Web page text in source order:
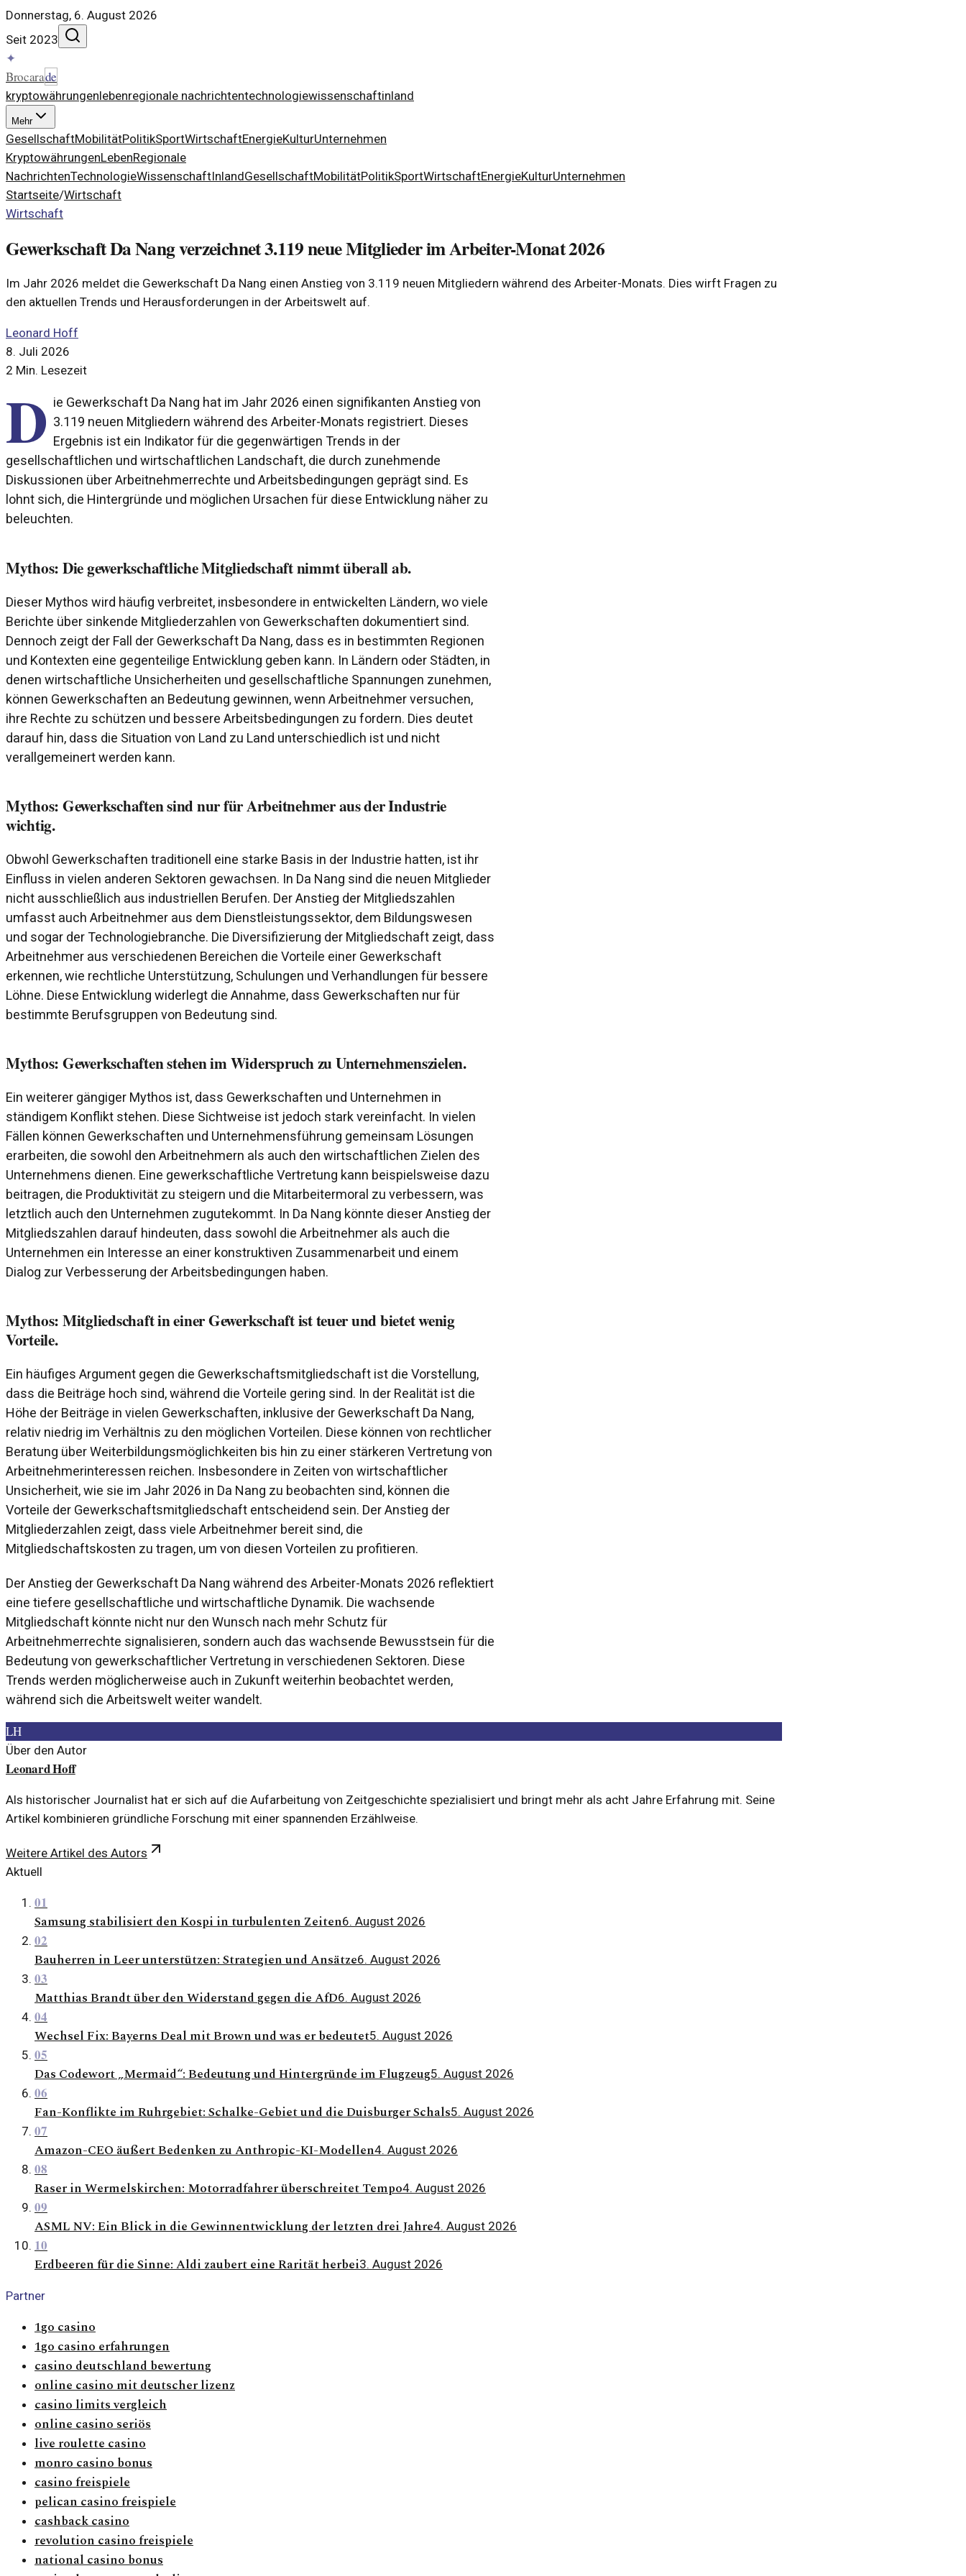
Donnerstag, 6. August 2026
Seit 2023
✦
Brocarade
kryptowährungenlebenregionale nachrichtentechnologiewissenschaftinland
Mehr
GesellschaftMobilitätPolitikSportWirtschaftEnergieKulturUnternehmen
KryptowährungenLebenRegionale
NachrichtenTechnologieWissenschaftInlandGesellschaftMobilitätPolitikSportWirtschaftEnergieKulturUnternehmen
Startseite/Wirtschaft
Wirtschaft
Gewerkschaft Da Nang verzeichnet 3.119 neue Mitglieder im Arbeiter-Monat 2026
Im Jahr 2026 meldet die Gewerkschaft Da Nang einen Anstieg von 3.119 neuen Mitgliedern während des Arbeiter-Monats. Dies wirft Fragen zu
den aktuellen Trends und Herausforderungen in der Arbeitswelt auf.
Leonard Hoff
8. Juli 2026
2 Min. Lesezeit
D ie Gewerkschaft Da Nang hat im Jahr 2026 einen signifikanten Anstieg von
3.119 neuen Mitgliedern während des Arbeiter-Monats registriert. Dieses
Ergebnis ist ein Indikator für die gegenwärtigen Trends in der
gesellschaftlichen und wirtschaftlichen Landschaft, die durch zunehmende
Diskussionen über Arbeitnehmerrechte und Arbeitsbedingungen geprägt sind. Es
lohnt sich, die Hintergründe und möglichen Ursachen für diese Entwicklung näher zu
beleuchten.
Mythos: Die gewerkschaftliche Mitgliedschaft nimmt überall ab.
Dieser Mythos wird häufig verbreitet, insbesondere in entwickelten Ländern, wo viele
Berichte über sinkende Mitgliederzahlen von Gewerkschaften dokumentiert sind.
Dennoch zeigt der Fall der Gewerkschaft Da Nang, dass es in bestimmten Regionen
und Kontexten eine gegenteilige Entwicklung geben kann. In Ländern oder Städten, in
denen wirtschaftliche Unsicherheiten und gesellschaftliche Spannungen zunehmen,
können Gewerkschaften an Bedeutung gewinnen, wenn Arbeitnehmer versuchen,
ihre Rechte zu schützen und bessere Arbeitsbedingungen zu fordern. Dies deutet
darauf hin, dass die Situation von Land zu Land unterschiedlich ist und nicht
verallgemeinert werden kann.
Mythos: Gewerkschaften sind nur für Arbeitnehmer aus der Industrie
wichtig.
Obwohl Gewerkschaften traditionell eine starke Basis in der Industrie hatten, ist ihr
Einfluss in vielen anderen Sektoren gewachsen. In Da Nang sind die neuen Mitglieder
nicht ausschließlich aus industriellen Berufen. Der Anstieg der Mitgliedszahlen
umfasst auch Arbeitnehmer aus dem Dienstleistungssektor, dem Bildungswesen
und sogar der Technologiebranche. Die Diversifizierung der Mitgliedschaft zeigt, dass
Arbeitnehmer aus verschiedenen Bereichen die Vorteile einer Gewerkschaft
erkennen, wie rechtliche Unterstützung, Schulungen und Verhandlungen für bessere
Löhne. Diese Entwicklung widerlegt die Annahme, dass Gewerkschaften nur für
bestimmte Berufsgruppen von Bedeutung sind.
Mythos: Gewerkschaften stehen im Widerspruch zu Unternehmenszielen.
Ein weiterer gängiger Mythos ist, dass Gewerkschaften und Unternehmen in
ständigem Konflikt stehen. Diese Sichtweise ist jedoch stark vereinfacht. In vielen
Fällen können Gewerkschaften und Unternehmensführung gemeinsam Lösungen
erarbeiten, die sowohl den Arbeitnehmern als auch den wirtschaftlichen Zielen des
Unternehmens dienen. Eine gewerkschaftliche Vertretung kann beispielsweise dazu
beitragen, die Produktivität zu steigern und die Mitarbeitermoral zu verbessern, was
letztlich auch den Unternehmen zugutekommt. In Da Nang könnte dieser Anstieg der
Mitgliedszahlen darauf hindeuten, dass sowohl die Arbeitnehmer als auch die
Unternehmen ein Interesse an einer konstruktiven Zusammenarbeit und einem
Dialog zur Verbesserung der Arbeitsbedingungen haben.
Mythos: Mitgliedschaft in einer Gewerkschaft ist teuer und bietet wenig
Vorteile.
Ein häufiges Argument gegen die Gewerkschaftsmitgliedschaft ist die Vorstellung,
dass die Beiträge hoch sind, während die Vorteile gering sind. In der Realität ist die
Höhe der Beiträge in vielen Gewerkschaften, inklusive der Gewerkschaft Da Nang,
relativ niedrig im Verhältnis zu den möglichen Vorteilen. Diese können von rechtlicher
Beratung über Weiterbildungsmöglichkeiten bis hin zu einer stärkeren Vertretung von
Arbeitnehmerinteressen reichen. Insbesondere in Zeiten von wirtschaftlicher
Unsicherheit, wie sie im Jahr 2026 in Da Nang zu beobachten sind, können die
Vorteile der Gewerkschaftsmitgliedschaft entscheidend sein. Der Anstieg der
Mitgliederzahlen zeigt, dass viele Arbeitnehmer bereit sind, die
Mitgliedschaftskosten zu tragen, um von diesen Vorteilen zu profitieren.
Der Anstieg der Gewerkschaft Da Nang während des Arbeiter-Monats 2026 reflektiert
eine tiefere gesellschaftliche und wirtschaftliche Dynamik. Die wachsende
Mitgliedschaft könnte nicht nur den Wunsch nach mehr Schutz für
Arbeitnehmerrechte signalisieren, sondern auch das wachsende Bewusstsein für die
Bedeutung von gewerkschaftlicher Vertretung in verschiedenen Sektoren. Diese
Trends werden möglicherweise auch in Zukunft weiterhin beobachtet werden,
während sich die Arbeitswelt weiter wandelt.
LH
Über den Autor
Leonard Hoff
Als historischer Journalist hat er sich auf die Aufarbeitung von Zeitgeschichte spezialisiert und bringt mehr als acht Jahre Erfahrung mit. Seine
Artikel kombinieren gründliche Forschung mit einer spannenden Erzählweise.
Weitere Artikel des Autors
Aktuell
01
Samsung stabilisiert den Kospi in turbulenten Zeiten6. August 2026
02
Bauherren in Leer unterstützen: Strategien und Ansätze6. August 2026
03
Matthias Brandt über den Widerstand gegen die AfD6. August 2026
04
Wechsel Fix: Bayerns Deal mit Brown und was er bedeutet5. August 2026
05
Das Codewort „Mermaid“: Bedeutung und Hintergründe im Flugzeug5. August 2026
06
Fan-Konflikte im Ruhrgebiet: Schalke-Gebiet und die Duisburger Schals5. August 2026
07
Amazon-CEO äußert Bedenken zu Anthropic-KI-Modellen4. August 2026
08
Raser in Wermelskirchen: Motorradfahrer überschreitet Tempo4. August 2026
09
ASML NV: Ein Blick in die Gewinnentwicklung der letzten drei Jahre4. August 2026
10
Erdbeeren für die Sinne: Aldi zaubert eine Rarität herbei3. August 2026
Partner
1go casino
1go casino erfahrungen
casino deutschland bewertung
online casino mit deutscher lizenz
casino limits vergleich
online casino seriös
live roulette casino
monro casino bonus
casino freispiele
pelican casino freispiele
cashback casino
revolution casino freispiele
national casino bonus